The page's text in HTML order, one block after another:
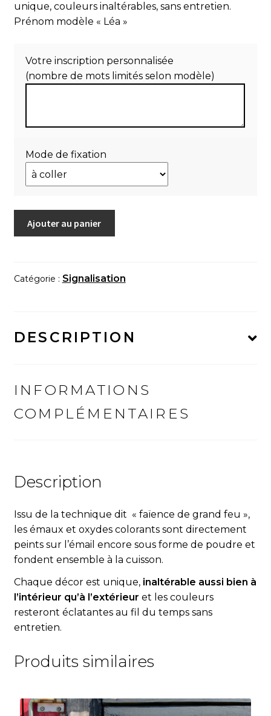
unique, couleurs inaltérables, sans entretien.
Prénom modèle « Léa »
Votre inscription personnalisée
(nombre de mots limités selon modèle)
Mode de fixation
signalisation
Ajouter au panier
Catégorie : Signalisation
DESCRIPTION
INFORMATIONS
COMPLÉMENTAIRES
Description
Issu de la technique dit « faïence de grand feu »,
les émaux et oxydes colorants sont directement
peints sur l’émail encore sous forme de poudre et
fondent ensemble à la cuisson.
Chaque décor est unique, inaltérable aussi bien à
l’intérieur qu’à l’extérieur et les couleurs
resteront éclatantes au fil du temps sans
entretien.
Produits similaires